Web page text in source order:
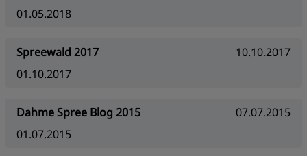
01.05.2018
Spreewald 2017
10.10.2017
01.10.2017
Dahme Spree Blog 2015
07.07.2015
01.07.2015